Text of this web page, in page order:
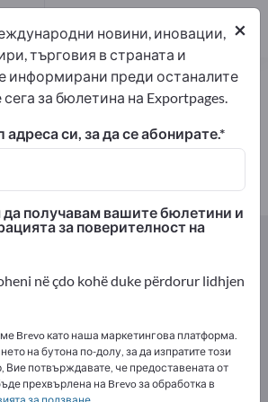
– намерете
и доставчици
и бижута
Играчки
безплатно в
Използвани стоки – Бизнес
оттук
×
новини, иновации,
търговия в страната и
информирани преди останалите
за бюлетина на Exportpages.
си, за да се абонирате.
получавам вашите бюлетини и
за поверителност на
në çdo kohë duke përdorur lidhjen
Brevo като наша маркетингова платформа.
на бутона по-долу, за да изпратите този
Вие потвърждавате, че предоставената от
прехвърлена на Brevo за обработка в